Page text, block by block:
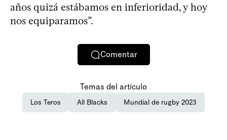
años quizá estábamos en inferioridad, y hoy
nos equiparamos”.
Comentar
Temas del artículo
Los Teros All Blacks Mundial de rugby 2023